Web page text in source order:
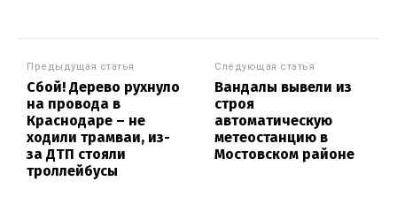
Предыдущая статья
Сбой! Дерево рухнуло
на провода в
Краснодаре – не
ходили трамваи, из-
за ДТП стояли
троллейбусы
Следующая статья
Вандалы вывели из
строя
автоматическую
метеостанцию в
Мостовском районе